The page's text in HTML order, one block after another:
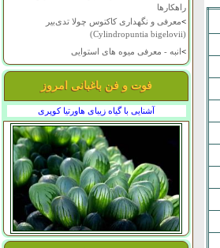
راهکارها
>معرفی و نگهداری کاکتوس چولا تدی‌بیر
(Cylindropuntia bigelovii)
>انبه - معرفی میوه های استوایی
فوت و فن باغبانی امروز
آشنایی با گیاه زیبای هاورتیا کوپری